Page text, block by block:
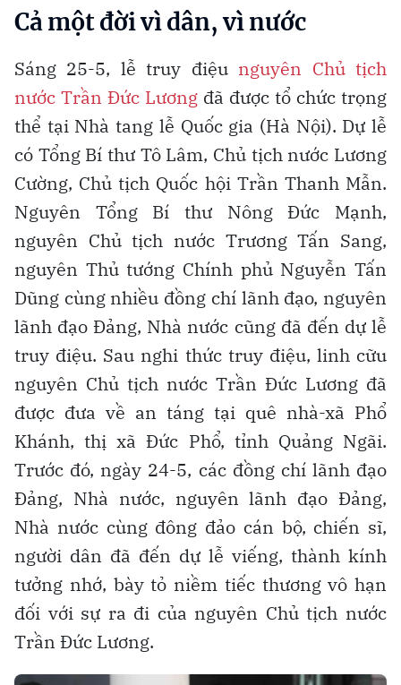
Cả một đời vì dân, vì nước
Sáng 25-5, lễ truy điệu nguyên Chủ tịch
nước Trần Đức Lương đã được tổ chức trọng
thể tại Nhà tang lễ Quốc gia (Hà Nội). Dự lễ
có Tổng Bí thư Tô Lâm, Chủ tịch nước Lương
Cường, Chủ tịch Quốc hội Trần Thanh Mẫn.
Nguyên Tổng Bí thư Nông Ðức Mạnh,
nguyên Chủ tịch nước Trương Tấn Sang,
nguyên Thủ tướng Chính phủ Nguyễn Tấn
Dũng cùng nhiều đồng chí lãnh đạo, nguyên
lãnh đạo Ðảng, Nhà nước cũng đã đến dự lễ
truy điệu. Sau nghi thức truy điệu, linh cữu
nguyên Chủ tịch nước Trần Đức Lương đã
được đưa về an táng tại quê nhà-xã Phổ
Khánh, thị xã Đức Phổ, tỉnh Quảng Ngãi.
Trước đó, ngày 24-5, các đồng chí lãnh đạo
Đảng, Nhà nước, nguyên lãnh đạo Đảng,
Nhà nước cùng đông đảo cán bộ, chiến sĩ,
người dân đã đến dự lễ viếng, thành kính
tưởng nhớ, bày tỏ niềm tiếc thương vô hạn
đối với sự ra đi của nguyên Chủ tịch nước
Trần Đức Lương.